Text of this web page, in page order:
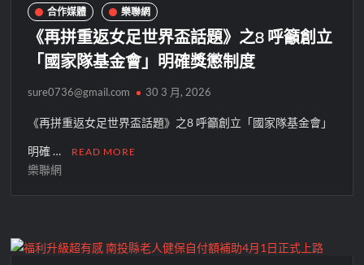
合作媒體 樂聯網
《再拼重返女足世界盃話題》之8 呼籲創立
「國家隊基金會」明確獎懲制度
sure0736@gmail.com 30 3 月, 2026
《再拼重返女足世界盃話題》之8 呼籲創立「國家隊基金會」
明確 … READ MORE
樂聯網